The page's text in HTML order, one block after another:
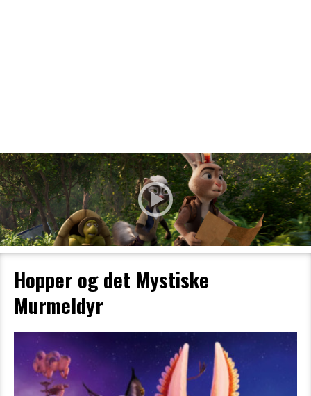
Hopper og det Mystiske
Murmeldyr